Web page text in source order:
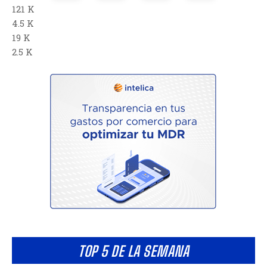
121 K
4.5 K
19 K
2.5 K
TOP 5 DE LA SEMANA